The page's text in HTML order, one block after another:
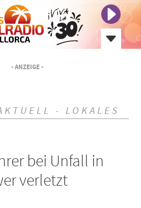
- ANZEIGE -
- LOKALES
bei Unfall in
verletzt